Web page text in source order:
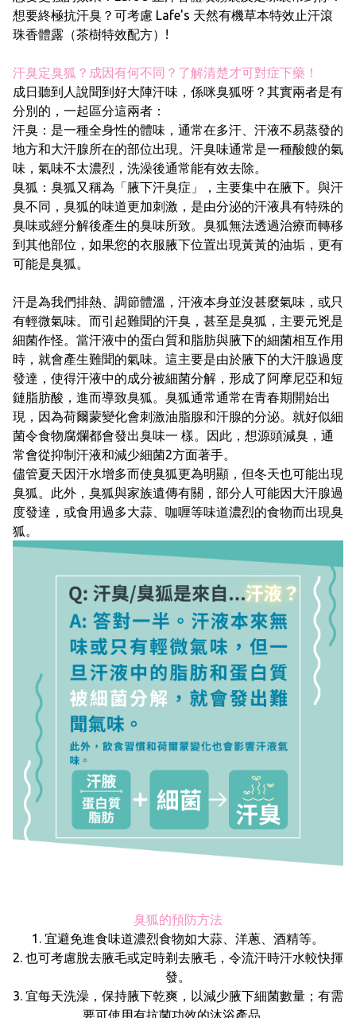
想要終極抗汗臭？可考慮 Lafe's 天然有機草本特效止汗滾
珠香體露（茶樹特效配方）!
汗臭定臭狐？成因有何不同？了解清楚才可對症下藥！
成日聽到人說聞到好大陣汗味，係咪臭狐呀？其實兩者是有
分別的，一起區分這兩者：
汗臭：是一種全身性的體味，通常在多汗、汗液不易蒸發的
地方和大汗腺所在的部位出現。汗臭味通常是一種酸餿的氣
味，氣味不太濃烈，洗澡後通常能有效去除。
臭狐：臭狐又稱為「腋下汗臭症」，主要集中在腋下。與汗
臭不同，臭狐的味道更加刺激，是由分泌的汗液具有特殊的
臭味或經分解後產生的臭味所致。臭狐無法透過治療而轉移
到其他部位，如果您的衣服腋下位置出現黃黃的油垢，更有
可能是臭狐。
汗是為我們排熱、調節體溫，汗液本身並沒甚麼氣味，或只
有輕微氣味。而引起難聞的汗臭，甚至是臭狐，主要元兇是
細菌作怪。當汗液中的蛋白質和脂肪與腋下的細菌相互作用
時，就會產生難聞的氣味。這主要是由於腋下的大汗腺過度
發達，使得汗液中的成分被細菌分解，形成了阿摩尼亞和短
鏈脂肪酸，進而導致臭狐。臭狐通常通常在青春期開始出
現，因為荷爾蒙變化會刺激油脂腺和汗腺的分泌。就好似細
菌令食物腐爛都會發出臭味一 樣。因此，想源頭減臭，通
常會從抑制汗液和減少細菌2方面著手。
儘管夏天因汗水增多而使臭狐更為明顯，但冬天也可能出現
臭狐。此外，臭狐與家族遺傳有關，部分人可能因大汗腺過
度發達，或食用過多大蒜、咖喱等味道濃烈的食物而出現臭
狐。
臭狐的預防方法
1. 宜避免進食味道濃烈食物如大蒜、洋蔥、酒精等。
2. 也可考慮脫去腋毛或定時剃去腋毛，令流汗時汗水較快揮
發。
3. 宜每天洗澡，保持腋下乾爽，以減少腋下細菌數量；有需
要可使用有抗菌功效的沐浴產品。